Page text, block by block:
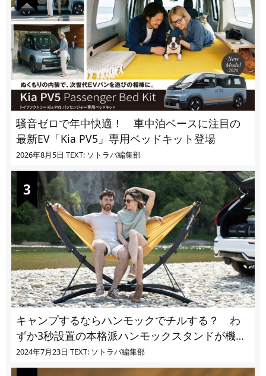
騒音ゼロで年中快適！ 車中泊ベースに注目の
最新EV「Kia PV5」専用ベッドキット登場
2026年8月5日 TEXT: ソトラバ編集部
キャンプするならハンモックでチルする？ わ
ずか3秒設置の本格派ハンモックスタンドが機能
的過ぎる
2024年7月23日 TEXT: ソトラバ編集部